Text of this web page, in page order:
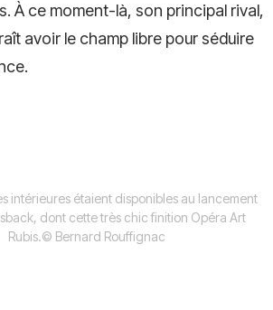
À ce moment-là, son principal rival,
avoir le champ libre pour séduire
intérieures étaient disponibles au lancement
dont cette très chic finition Opéra Art
Rubis.© Bernard Rouffignac